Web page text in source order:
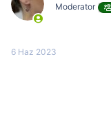
Moderator
6 Haz 2023